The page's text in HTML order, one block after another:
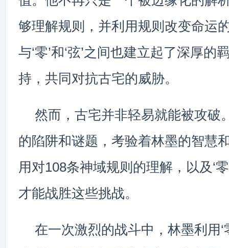
够理解规则，并利用规则改变命运
与‘零’和‘弦’之间也建立起了深厚的
持，共同对抗古宅的威胁。
然而，古宅并非轻易就能被攻破
的陷阱和谜题，考验着林墨的智慧
用对108条神域规则的理解，以及‘零
才能战胜这些挑战。
在一次激烈的战斗中，林墨利用‘